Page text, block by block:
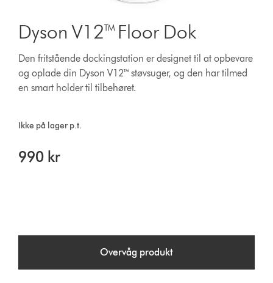
Dyson V12™ Floor Dok
Den fritstående dockingstation er designet til at opbevare
og oplade din Dyson V12™ støvsuger, og den har tilmed
en smart holder til tilbehøret.
Ikke på lager p.t.
990 kr
Overvåg produkt